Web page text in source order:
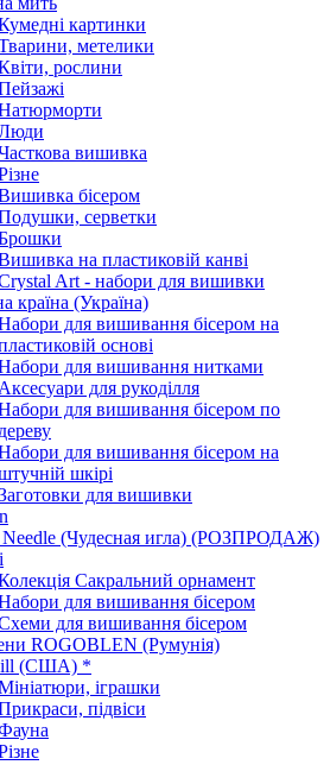
картинки
метелики
рослини
вишивка
бісером
серветки
на пластиковій канві
Art - набори для вишивки
країна (Україна)
для вишивання бісером на
основі
для вишивання нитками
Аксесуари для рукоділля
для вишивання бісером по
дереву
для вишивання бісером на
шкірі
для вишивки
Needle (Чудесная игла) (РОЗПРОДАЖ)
Сакральний орнамент
для вишивання бісером
для вишивання бісером
ROGOBLEN (Румунія)
(США) *
іграшки
підвіси